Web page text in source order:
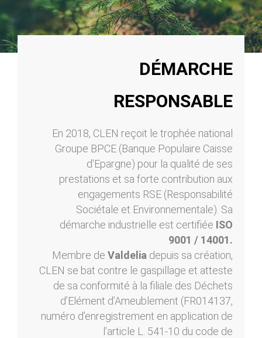
DÉMARCHE
RESPONSABLE
En 2018, CLEN reçoit le trophée national
Groupe BPCE (Banque Populaire Caisse
d'Epargne) pour la qualité de ses
prestations et sa forte contribution aux
engagements RSE (Responsabilité
Sociétale et Environnementale). Sa
démarche industrielle est certifiée ISO
9001 / 14001.
Membre de Valdelia depuis sa création,
CLEN se bat contre le gaspillage et atteste
de sa conformité à la filiale des Déchets
d’Elément d’Ameublement (FR014137,
numéro d’enregistrement en application de
l’article L. 541-10 du code de